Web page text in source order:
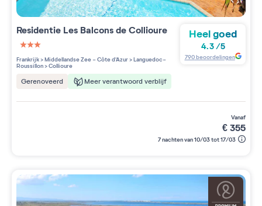
Residentie Les Balcons de Collioure
3 étoiles sur 5
Frankrijk>Middellandse Zee - Côte d'Azur>Languedoc-
Roussillon>Collioure
Gerenoveerd Meer verantwoord verblijf
Heel goed
4.3/5
790beoordelingen
vanaf
€355
7 nachten van 10/03 tot 17/03